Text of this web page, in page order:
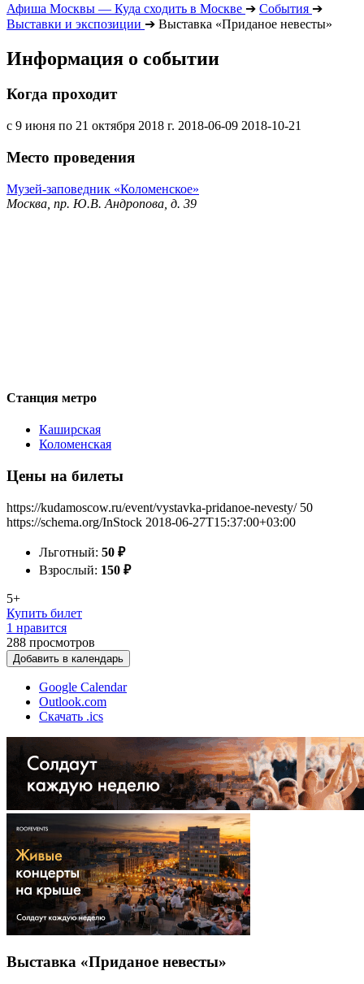
Афиша Москвы — Куда сходить в Москве ➔ События ➔
Выставки и экспозиции ➔ Выставка «Приданое невесты»
Информация о событии
Когда проходит
с 9 июня по 21 октября 2018 г. 2018-06-09 2018-10-21
Место проведения
Музей-заповедник «Коломенское»
Москва, пр. Ю.В. Андропова, д. 39
Станция метро
Каширская
Коломенская
Цены на билеты
https://kudamoscow.ru/event/vystavka-pridanoe-nevesty/ 50
https://schema.org/InStock 2018-06-27T15:37:00+03:00
Льготный: 50 ₽
Взрослый: 150 ₽
5+
Купить билет
1 нравится
288 просмотров
Добавить в календарь
Google Calendar
Outlook.com
Скачать .ics
Выставка «Приданое невесты»